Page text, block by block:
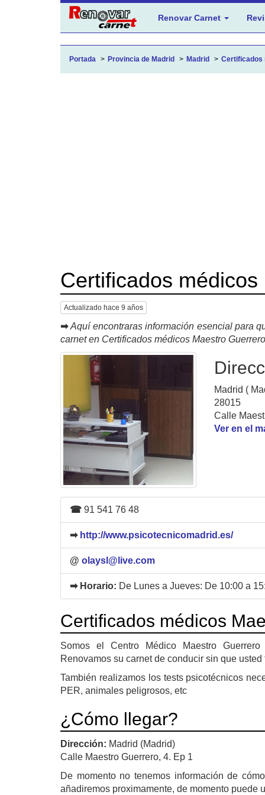
Renovar Carnet
Portada Provincia de Madrid Madrid Certificados
Certificados
Actualizado hace 9 años
➡ Aquí encontraras información esencial para
carnet en Certificados médicos Maestro Guerrero
Madrid (
28015
Calle
Ver en el
☎ 91 541 76 48
➡ http://www.psicotecnicomadrid.es/
@ olaysl@live.com
➡ Horario: De Lunes a Jueves: De 10:00 a
Certificados médicos
Somos el Centro Médico Maestro
Renovamos su carnet de conducir sin que
También realizamos los tests psicotécnicos
PER, animales peligrosos, etc
¿Cómo llegar?
Dirección: Madrid (Madrid)
Calle Maestro Guerrero, 4. Ep 1
De momento no tenemos información de
añadiremos proximamente, de momento puede